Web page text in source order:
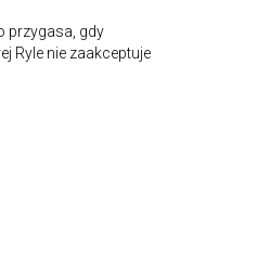
przygasa, gdy
Ryle nie zaakceptuje